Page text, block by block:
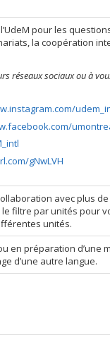
pour les
la coopération
réseaux sociaux ou à
gNwLVH
avec plus
filtre par unités pour
unités.
en préparation d’une
d’une autre langue.